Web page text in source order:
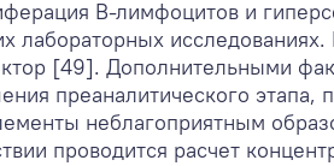
В-лимфоцитов и
лабораторных
[49]. Дополнительными
преаналитического
неблагоприятным
проводится расчет